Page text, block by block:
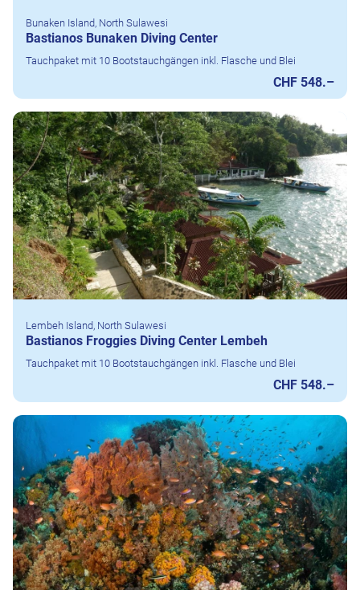
Bunaken Island, North Sulawesi
Bastianos Bunaken Diving Center
Tauchpaket mit 10 Bootstauchgängen inkl. Flasche und Blei
CHF 548.–
Lembeh Island, North Sulawesi
Bastianos Froggies Diving Center Lembeh
Tauchpaket mit 10 Bootstauchgängen inkl. Flasche und Blei
CHF 548.–